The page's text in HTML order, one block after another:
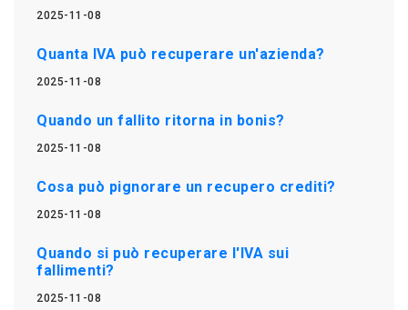
2025-11-08
Quanta IVA può recuperare un'azienda?
2025-11-08
Quando un fallito ritorna in bonis?
2025-11-08
Cosa può pignorare un recupero crediti?
2025-11-08
Quando si può recuperare l'IVA sui
fallimenti?
2025-11-08